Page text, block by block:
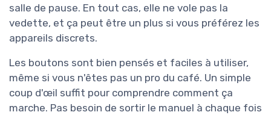
salle de pause. En tout cas, elle ne vole pas la
vedette, et ça peut être un plus si vous préférez les
appareils discrets.
Les boutons sont bien pensés et faciles à utiliser,
même si vous n'êtes pas un pro du café. Un simple
coup d'œil suffit pour comprendre comment ça
marche. Pas besoin de sortir le manuel à chaque fois